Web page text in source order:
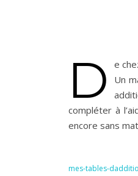
D e
Un
compléter à
encore sans
mes-tables-